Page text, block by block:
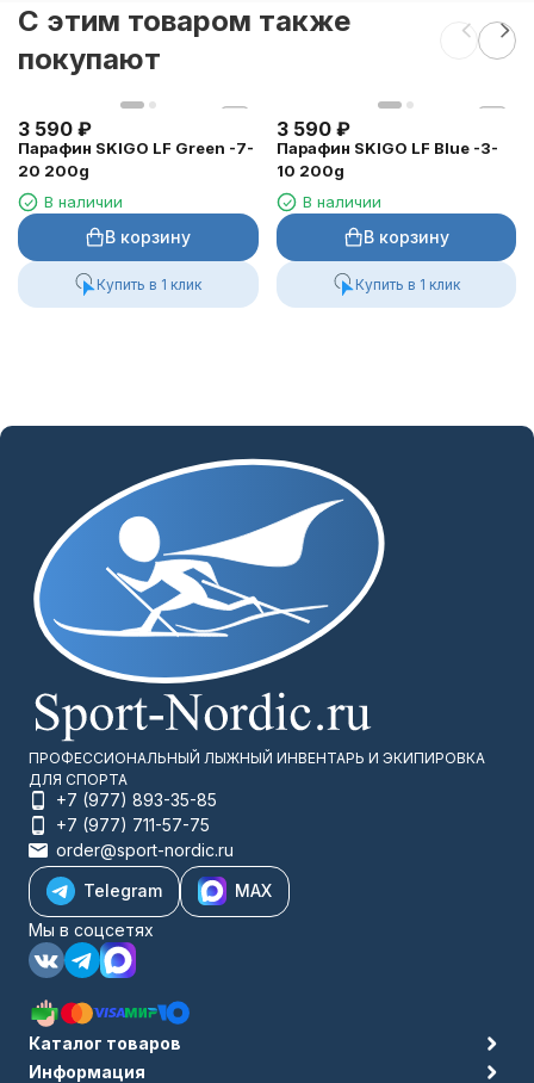
C этим товаром также
покупают
3 590 ₽
Парафин SKIGO LF Green -7-
20 200g
В наличии
В корзину
Купить в 1 клик
3 590 ₽
Парафин SKIGO LF Blue -3-
10 200g
В наличии
В корзину
Купить в 1 клик
ПРОФЕССИОНАЛЬНЫЙ ЛЫЖНЫЙ ИНВЕНТАРЬ И ЭКИПИРОВКА
ДЛЯ СПОРТА
+7 (977) 893-35-85
+7 (977) 711-57-75
order@sport-nordic.ru
Telegram
MAX
Мы в соцсетях
Каталог товаров
Информация